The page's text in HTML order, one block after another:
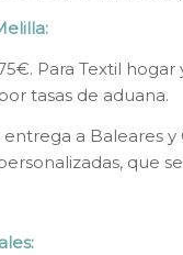
Para Textil hogar
tasas de aduana.
a Baleares
que